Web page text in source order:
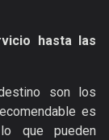
hasta las
son los
es
que pueden